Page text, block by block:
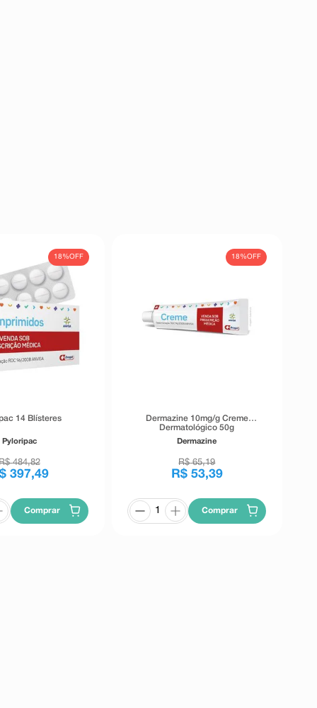
18%OFF
14 Blísteres
Pyloripac
484,82
397,49
Comprar
18%OFF
Dermazine 10mg/g Creme
Dermatológico 50g
Dermazine
R$ 65,19
R$ 53,39
Comprar